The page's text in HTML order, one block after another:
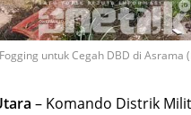
untuk Cegah DBD di Asrama
– Komando Distrik